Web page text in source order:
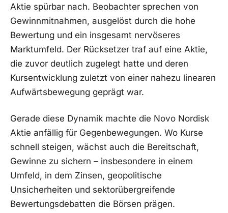
Aktie spürbar nach. Beobachter sprechen von
Gewinnmitnahmen, ausgelöst durch die hohe
Bewertung und ein insgesamt nervöseres
Marktumfeld. Der Rücksetzer traf auf eine Aktie,
die zuvor deutlich zugelegt hatte und deren
Kursentwicklung zuletzt von einer nahezu linearen
Aufwärtsbewegung geprägt war.
Gerade diese Dynamik machte die Novo Nordisk
Aktie anfällig für Gegenbewegungen. Wo Kurse
schnell steigen, wächst auch die Bereitschaft,
Gewinne zu sichern – insbesondere in einem
Umfeld, in dem Zinsen, geopolitische
Unsicherheiten und sektorübergreifende
Bewertungsdebatten die Börsen prägen.